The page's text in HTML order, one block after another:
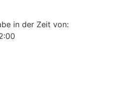
in der Zeit von: